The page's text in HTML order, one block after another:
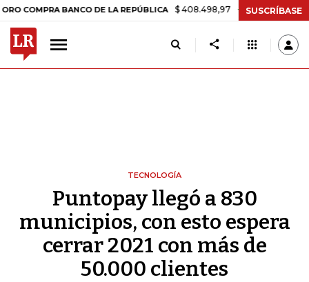
BANCO DE LA REPÚBLICA $ 408.498,97 +$ 8.753,81 +2,19%
SUSCRÍBASE
TECNOLOGÍA
Puntopay llegó a 830
municipios, con esto espera
cerrar 2021 con más de
50.000 clientes